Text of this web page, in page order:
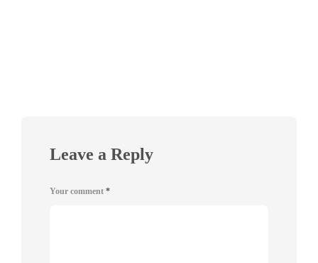
Leave a Reply
Your comment *